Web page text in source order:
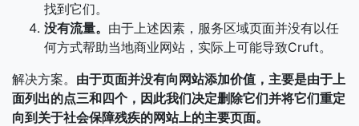
找到它们。
没有流量。 由于上述因素，服务区域页面并没有以任
何方式帮助当地商业网站，实际上可能导致Cruft。
解决方案。 由于页面并没有向网站添加价值，主要是由于上
面列出的点三和四个，因此我们决定删除它们并将它们重定
向到关于社会保障残疾的网站上的主要页面。